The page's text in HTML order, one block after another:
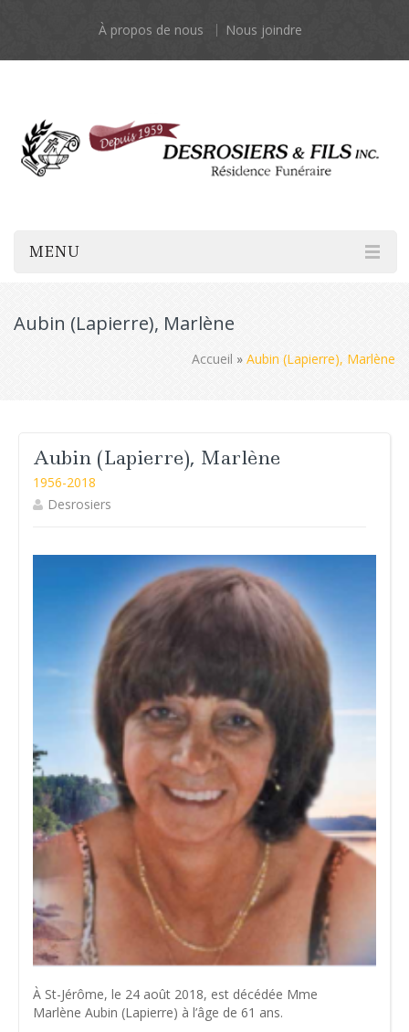
À propos de nous Nous joindre
MENU
Aubin (Lapierre), Marlène
Accueil » Aubin (Lapierre), Marlène
Aubin (Lapierre), Marlène
1956-2018
Desrosiers
À St-Jérôme, le 24 août 2018, est décédée Mme
Marlène Aubin (Lapierre) à l’âge de 61 ans.